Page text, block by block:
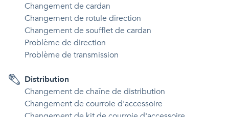
Changement de cardan
Changement de rotule direction
Changement de soufflet de cardan
Problème de direction
Problème de transmission
Distribution
Changement de chaîne de distribution
Changement de courroie d'accessoire